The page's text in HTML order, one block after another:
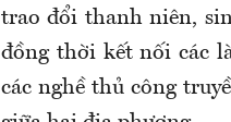
trao đổi thanh niên,
đồng thời kết nối các
các nghề thủ công